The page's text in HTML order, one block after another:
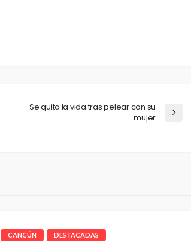
Se quita la vida tras pelear con su
mujer
CANCÚN DESTACADAS